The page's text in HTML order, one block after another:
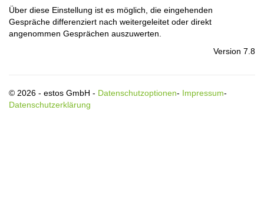
Über diese Einstellung ist es möglich, die eingehenden
Gespräche differenziert nach weitergeleitet oder direkt
angenommen Gesprächen auszuwerten.
Version 7.8
© 2026 - estos GmbH - Datenschutzoptionen- Impressum-
Datenschutzerklärung